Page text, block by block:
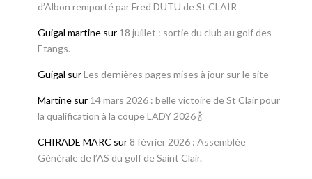
d’Albon remporté par Fred DUTU de St CLAIR
Guigal martinesur 18 juillet : sortie du club au golf des
Etangs.
Guigal surLes dernières pages mises à jour sur le site
Martinesur 14 mars 2026 : belle victoire de St Clair pour
la qualification à la coupe LADY 2026 🍾
CHIRADE MARC sur 8 février 2026 : Assemblée
Générale de l’AS du golf de Saint Clair.